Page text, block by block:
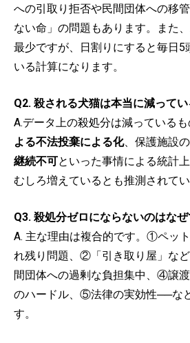
への引取り拒否や民間団体への移
ない命」の問題もあります。また
最少ですが、日割りにすると毎日5
いる計算になります。
Q2. 殺される犬猫は本当に減って
A.データ上の殺処分は減っているも
よる不法投棄による化、保護施設の
継続不可といった事情による統計
むしろ増えているとも推測されてい
Q3. 殺処分ゼロにならないのはなぜ
A. 主な理由は複合的です。①ペッ
れ残り問題、②「引き取り屋」な
間団体への過剰な負担集中、④譲
のハードル、⑤法律の実効性──な
す。